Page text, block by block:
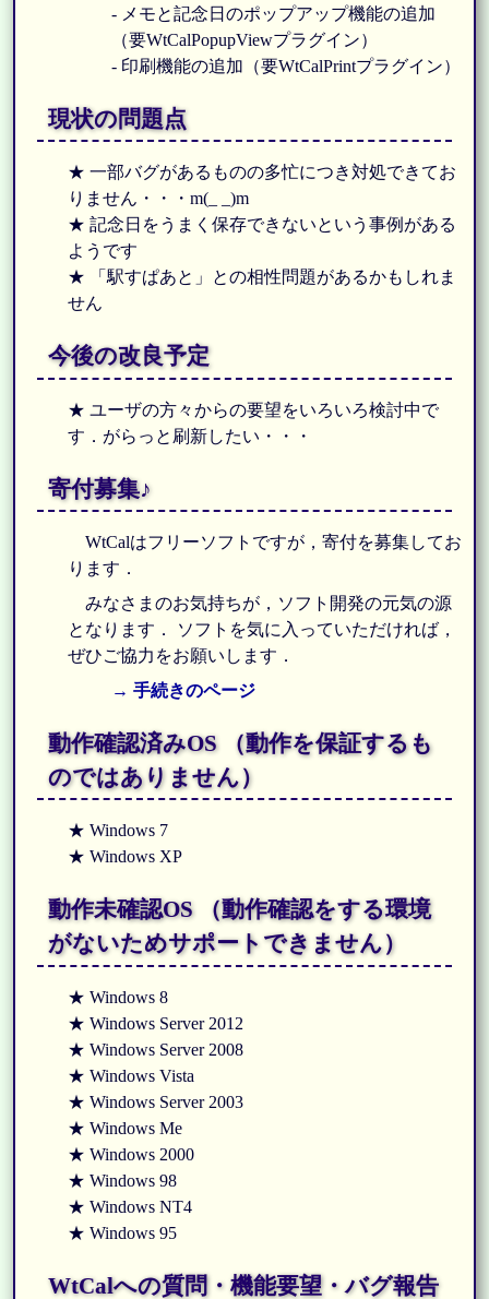
- メモと記念日のポップアップ機能の追加
（要WtCalPopupViewプラグイン）
- 印刷機能の追加（要WtCalPrintプラグイン）
現状の問題点
★ 一部バグがあるものの多忙につき対処できてお
りません・・・m(_ _)m
★ 記念日をうまく保存できないという事例がある
ようです
★ 「駅すぱあと」との相性問題があるかもしれま
せん
今後の改良予定
★ ユーザの方々からの要望をいろいろ検討中で
す．がらっと刷新したい・・・
寄付募集♪
WtCalはフリーソフトですが，寄付を募集してお
ります．
みなさまのお気持ちが，ソフト開発の元気の源
となります． ソフトを気に入っていただければ，
ぜひご協力をお願いします．
→ 手続きのページ
動作確認済みOS （動作を保証するも
のではありません）
★ Windows 7
★ Windows XP
動作未確認OS （動作確認をする環境
がないためサポートできません）
★ Windows 8
★ Windows Server 2012
★ Windows Server 2008
★ Windows Vista
★ Windows Server 2003
★ Windows Me
★ Windows 2000
★ Windows 98
★ Windows NT4
★ Windows 95
WtCalへの質問・機能要望・バグ報告